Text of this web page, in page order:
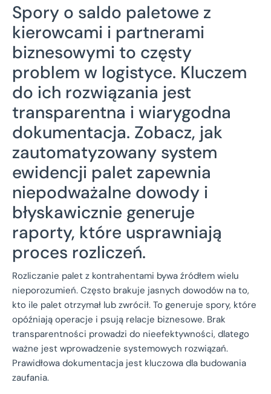
Spory o saldo paletowe z
kierowcami i partnerami
biznesowymi to częsty
problem w logistyce. Kluczem
do ich rozwiązania jest
transparentna i wiarygodna
dokumentacja. Zobacz, jak
zautomatyzowany system
ewidencji palet zapewnia
niepodważalne dowody i
błyskawicznie generuje
raporty, które usprawniają
proces rozliczeń.
Rozliczanie palet z kontrahentami bywa źródłem wielu
nieporozumień. Często brakuje jasnych dowodów na to,
kto ile palet otrzymał lub zwrócił. To generuje spory, które
opóźniają operacje i psują relacje biznesowe. Brak
transparentności prowadzi do nieefektywności, dlatego
ważne jest wprowadzenie systemowych rozwiązań.
Prawidłowa dokumentacja jest kluczowa dla budowania
zaufania.